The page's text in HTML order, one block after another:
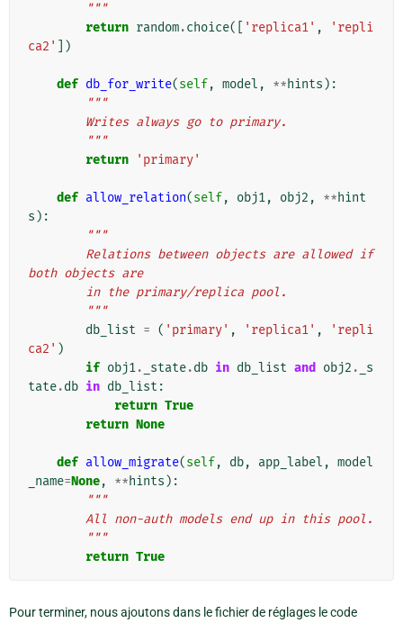
        """
return random.choice([ 'replica1' ,
'repli
ca2'
])
def db_for_write(self, model , **hints ):
"""
        Writes always go to primary.
        """
return
'primary'
def allow_relation(self, obj1, obj2 , **hint
s ):
"""
both objects are
        in the primary/replica pool.
        """
db_list = ( 'primary' , 'replica1' ,
'repli
ca2' )
if obj1. _state.db in db_list and obj2 .
_s
tate.db in db_list :
return True
return None
def allow_migrate(self, db, app_label , model
_name=None, **hints ):
"""
        All non-auth models end up in this pool.
        """
return True
Pour terminer, nous ajoutons dans le fichier de réglages le code